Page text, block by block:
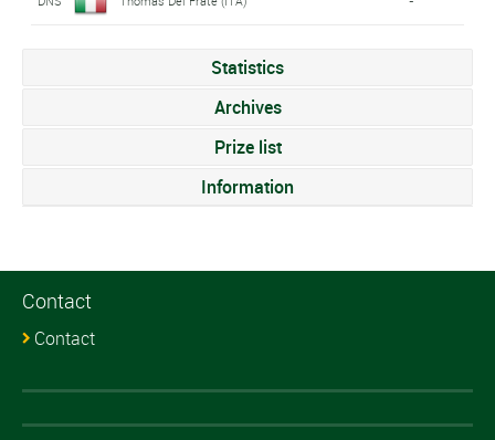
Statistics
Archives
Prize list
Information
Contact
Contact